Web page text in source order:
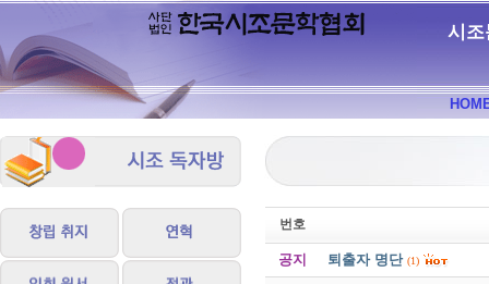
시조
번호
공지 퇴출자 명단 (1)